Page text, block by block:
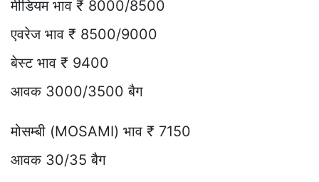
मीडियम भाव ₹ 8000/8500
एवरेज भाव ₹ 8500/9000
बेस्ट भाव ₹ 9400
आवक 3000/3500 बैग
मोसम्बी (MOSAMI) भाव ₹ 7150
आवक 30/35 बैग